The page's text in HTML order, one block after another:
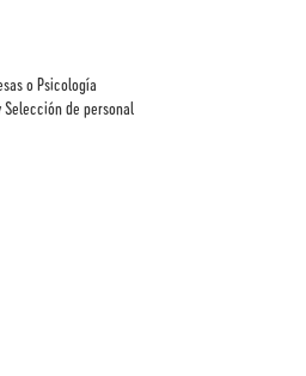
o Psicología
de personal